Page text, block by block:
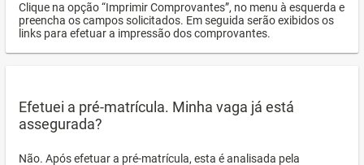
Clique na opção “Imprimir Comprovantes”, no menu à esquerda e
preencha os campos solicitados. Em seguida serão exibidos os
links para efetuar a impressão dos comprovantes.
Efetuei a pré-matrícula. Minha vaga já está
assegurada?
Não. Após efetuar a pré-matrícula, esta é analisada pela